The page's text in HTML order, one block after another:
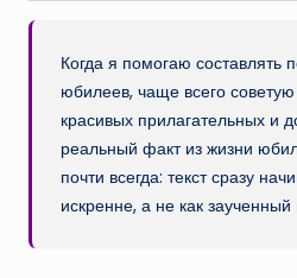
Когда я помогаю составлять
юбилеев, чаще всего
красивых прилагательных и
реальный факт из жизни
почти всегда: текст сразу
искренне, а не как